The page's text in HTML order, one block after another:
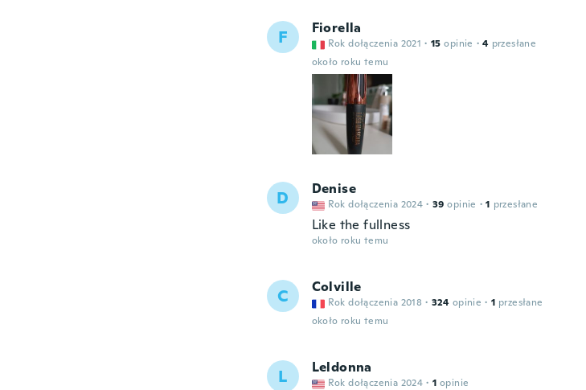
F Fiorella
Rok dołączenia 2021 · 15 opinie · 4 przesłane
około roku temu
D Denise
Rok dołączenia 2024 · 39 opinie · 1 przesłane
Like the fullness
około roku temu
C Colville
Rok dołączenia 2018 · 324 opinie · 1 przesłane
około roku temu
L Leldonna
Rok dołączenia 2024 · 1 opinie